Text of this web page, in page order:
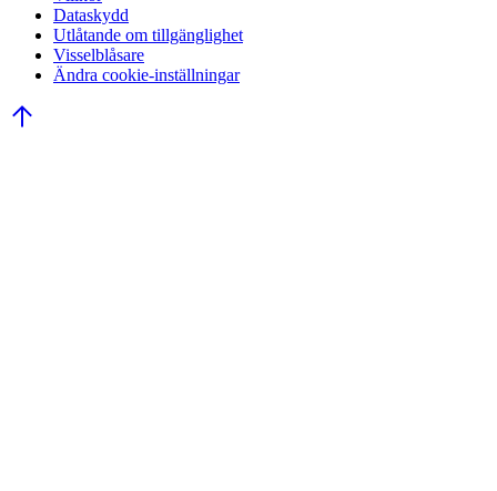
Dataskydd
Utlåtande om tillgänglighet
Visselblåsare
Ändra cookie-inställningar